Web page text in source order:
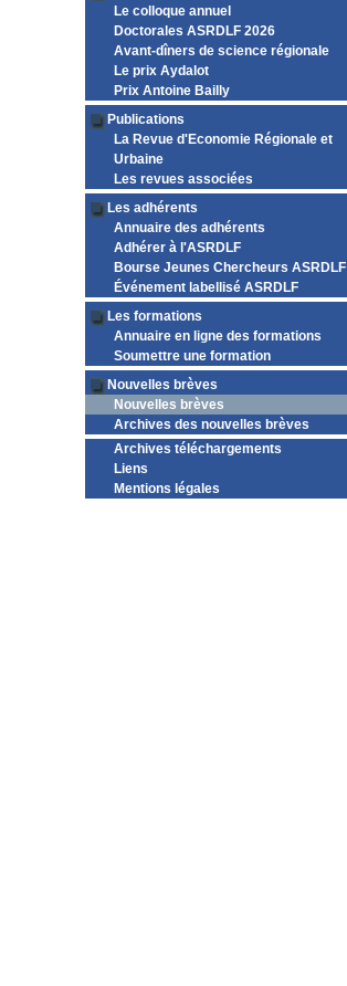
Le colloque annuel
Doctorales ASRDLF 2026
Avant-dîners de science régionale
Le prix Aydalot
Prix Antoine Bailly
Publications
La Revue d'Economie Régionale et
Urbaine
Les revues associées
Les adhérents
Annuaire des adhérents
Adhérer à l'ASRDLF
Bourse Jeunes Chercheurs ASRDLF
Événement labellisé ASRDLF
Les formations
Annuaire en ligne des formations
Soumettre une formation
Nouvelles brèves
Nouvelles brèves
Archives des nouvelles brèves
Archives téléchargements
Liens
Mentions légales